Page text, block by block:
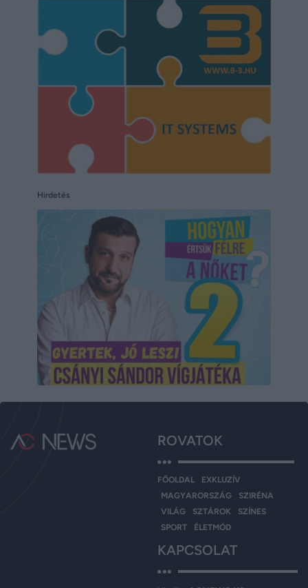
Hirdetés
ROVATOK
FŐOLDAL
EXKLUZÍV
MAGYARORSZÁG
SZIRÉNA
VILÁG
SZTÁROK
SZÍNES
SPORT
ÉLETMÓD
KAPCSOLAT